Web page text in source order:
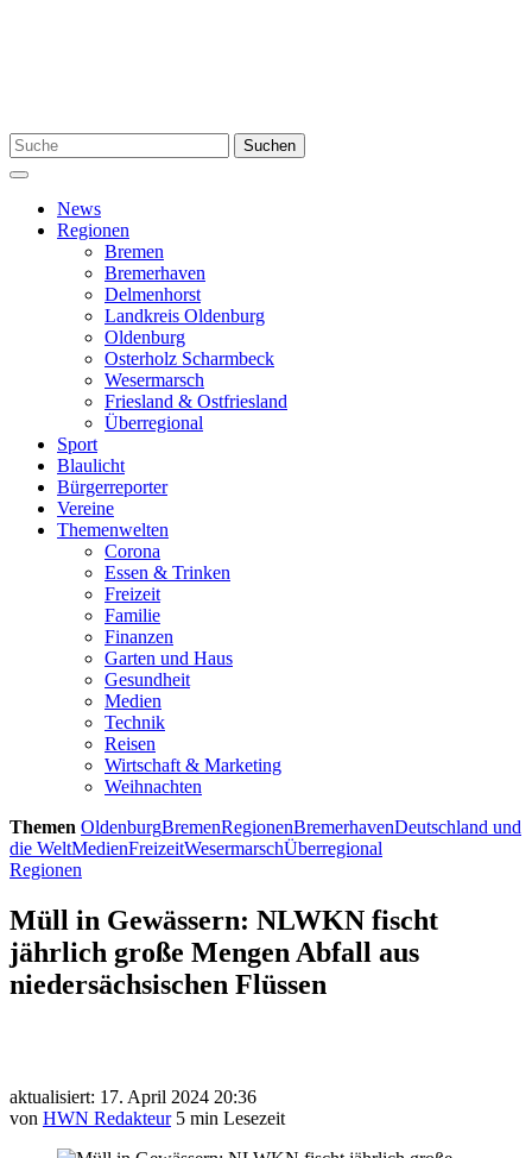
Suchen
nach:
Suchen
Menü
News
Regionen
Bremen
Bremerhaven
Delmenhorst
Landkreis Oldenburg
Oldenburg
Osterholz Scharmbeck
Wesermarsch
Friesland & Ostfriesland
Überregional
Sport
Blaulicht
Bürgerreporter
Vereine
Themenwelten
Corona
Essen & Trinken
Freizeit
Familie
Finanzen
Garten und Haus
Gesundheit
Medien
Technik
Reisen
Wirtschaft & Marketing
Weihnachten
Themen OldenburgBremenRegionenBremerhavenDeutschland und
die WeltMedienFreizeitWesermarschÜberregional
Regionen
Müll in Gewässern: NLWKN fischt
jährlich große Mengen Abfall aus
niedersächsischen Flüssen
aktualisiert: 17. April 2024 20:36
von HWN Redakteur 5 min Lesezeit